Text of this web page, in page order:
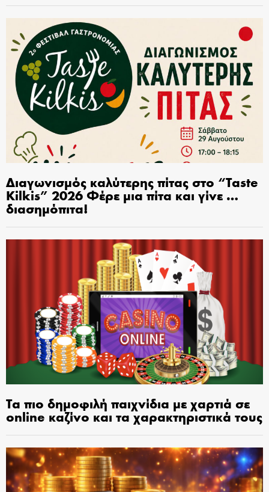
Διαγωνισμός καλύτερης πίτας στο “Taste
Kilkis” 2026 Φέρε μια πίτα και γίνε …
διασημόπιτα!
Τα πιο δημοφιλή παιχνίδια με χαρτιά σε
online καζίνο και τα χαρακτηριστικά τους